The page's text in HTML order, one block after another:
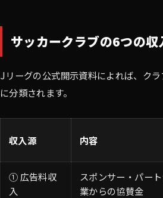
サッカークラブの6つの収
Jリーグの公式開示資料によれば、ク
に分類されます。
収入源 内容
① 広告料収
入
スポンサー・パー
業からの協賛金